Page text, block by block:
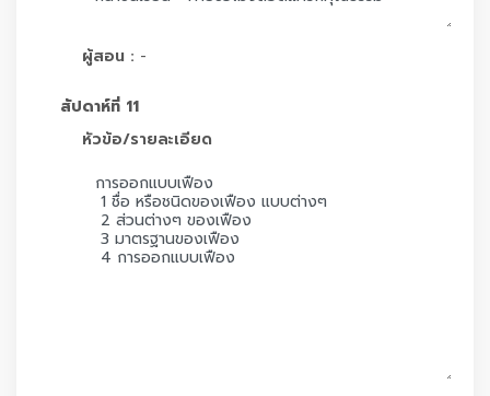
ผู้สอน : -
สัปดาห์ที่ 11
หัวข้อ/รายละเอียด